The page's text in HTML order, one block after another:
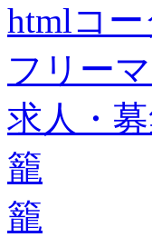
htmlコ
フリー
求人・
籠
籠